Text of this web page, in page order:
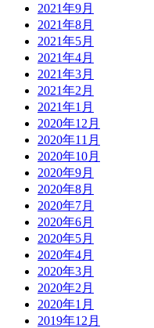
2021年9月
2021年8月
2021年5月
2021年4月
2021年3月
2021年2月
2021年1月
2020年12月
2020年11月
2020年10月
2020年9月
2020年8月
2020年7月
2020年6月
2020年5月
2020年4月
2020年3月
2020年2月
2020年1月
2019年12月